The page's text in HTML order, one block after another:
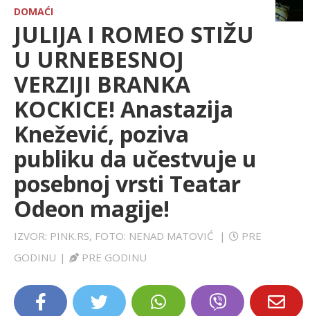
HRONIKA
PINKOVE ZVEZDE
TV
SPORT
LIFESTYLE
EXTRA
DOMAĆI
JULIJA I ROMEO STIŽU
U URNEBESNOJ
VERZIJI BRANKA
KOCKICE! Anastazija
Knežević, poziva
publiku da učestvuje u
posebnoj vrsti Teatar
Odeon magije!
IZVOR: PINK.RS, FOTO: NENAD MATOVIĆ |
PRE
GODINU | PRE GODINU